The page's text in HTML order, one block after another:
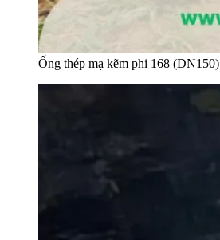
Ống thép mạ kẽm phi 168 (DN150)